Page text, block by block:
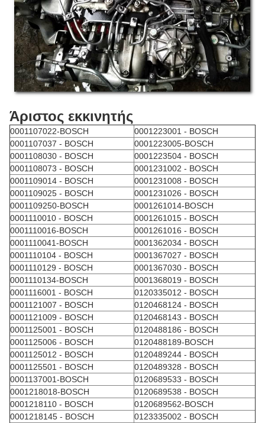
Άριστος εκκινητής
0001107022-BOSCH
0001223001 - BOSCH
0001107037 - BOSCH
0001223005-BOSCH
0001108030 - BOSCH
0001223504 - BOSCH
0001108073 - BOSCH
0001231002 - BOSCH
0001109014 - BOSCH
0001231008 - BOSCH
0001109025 - BOSCH
0001231026 - BOSCH
0001109250-BOSCH
0001261014-BOSCH
0001110010 - BOSCH
0001261015 - BOSCH
0001110016-BOSCH
0001261016 - BOSCH
0001110041-BOSCH
0001362034 - BOSCH
0001110104 - BOSCH
0001367027 - BOSCH
0001110129 - BOSCH
0001367030 - BOSCH
0001110134-BOSCH
0001368019 - BOSCH
0001116001 - BOSCH
0120335012 - BOSCH
0001121007 - BOSCH
0120468124 - BOSCH
0001121009 - BOSCH
0120468143 - BOSCH
0001125001 - BOSCH
0120488186 - BOSCH
0001125006 - BOSCH
0120488189-BOSCH
0001125012 - BOSCH
0120489244 - BOSCH
0001125501 - BOSCH
0120489328 - BOSCH
0001137001-BOSCH
0120689533 - BOSCH
0001218018-BOSCH
0120689538 - BOSCH
0001218110 - BOSCH
0120689562-BOSCH
0001218145 - BOSCH
0123335002 - BOSCH